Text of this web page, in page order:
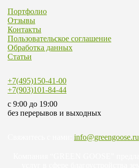
Портфолио
Отзывы
Контакты
Пользовательское соглашение
Обработка данных
Статьи
+7(495)150-41-00
+7(903)101-84-44
c 9:00 до 19:00
без перерывов и выходных
info@greengoose.ru